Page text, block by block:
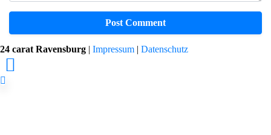
24 carat Ravensburg | Impressum | Datenschutz